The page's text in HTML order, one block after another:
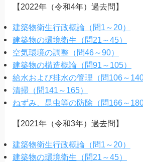
【2022年（令和4年）過去問】
建築物衛生行政概論（問1～20）
建築物の環境衛生（問21～45）
空気環境の調整（問46～90）
建築物の構造概論（問91～105）
給水および排水の管理（問106～140
清掃（問141～165）
ねずみ、昆虫等の防除（問166～180
【2021年（令和3年）過去問】
建築物衛生行政概論（問1～20）
建築物の環境衛生（問21～45）